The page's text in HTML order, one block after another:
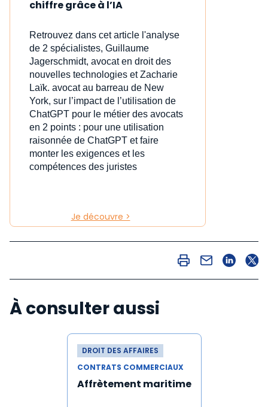
chiffre grâce à l’IA
Retrouvez dans cet article l'analyse
de 2 spécialistes, Guillaume
Jagerschmidt, avocat en droit des
nouvelles technologies et Zacharie
Laïk. avocat au barreau de New
York, sur l’impact de l’utilisation de
ChatGPT pour le métier des avocats
en 2 points : pour une utilisation
raisonnée de ChatGPT et faire
monter les exigences et les
compétences des juristes
Je découvre >
À consulter aussi
DROIT DES AFFAIRES
CONTRATS COMMERCIAUX
Affrètement maritime